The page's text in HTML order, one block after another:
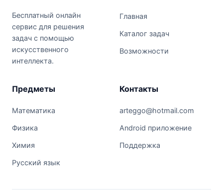
Бесплатный онлайн
сервис для решения
задач с помощью
искусственного
интеллекта.
Главная
Каталог задач
Возможности
Предметы
Математика
Физика
Химия
Русский язык
Контакты
arteggo@hotmail.com
Android приложение
Поддержка